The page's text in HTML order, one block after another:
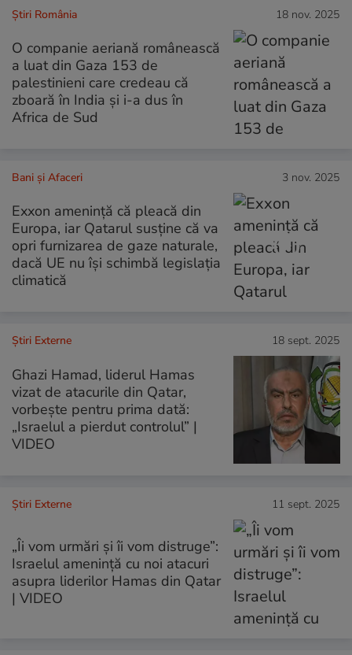
Știri România 18 nov. 2025
O companie aeriană românească
a luat din Gaza 153 de
palestinieni care credeau că
zboară în India și i-a dus în
Africa de Sud
Bani și Afaceri 3 nov. 2025
Exxon amenință că pleacă din
Europa, iar Qatarul susține că va
opri furnizarea de gaze naturale,
dacă UE nu își schimbă legislația
climatică
Știri Externe 18 sept. 2025
Ghazi Hamad, liderul Hamas
vizat de atacurile din Qatar,
vorbește pentru prima dată:
„Israelul a pierdut controlul” |
VIDEO
Știri Externe 11 sept. 2025
„Îi vom urmări și îi vom distruge”:
Israelul amenință cu noi atacuri
asupra liderilor Hamas din Qatar
| VIDEO